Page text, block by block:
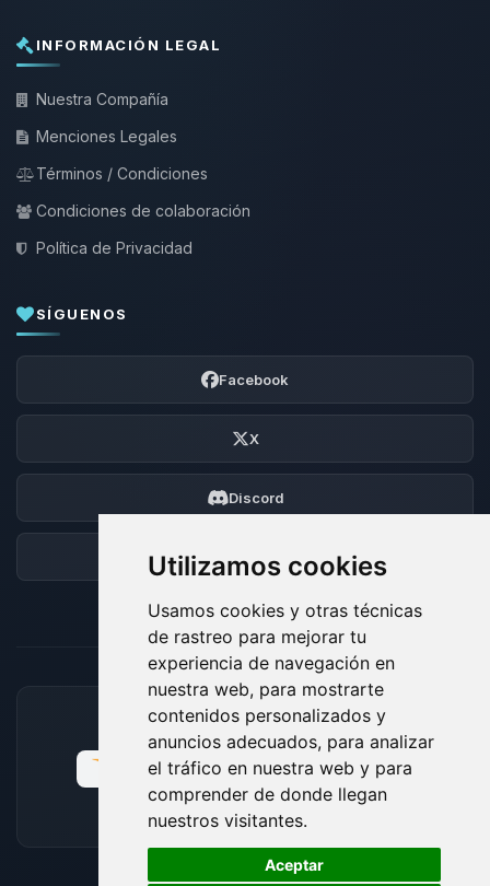
Utilizamos cookies
Usamos cookies y otras técnicas
de rastreo para mejorar tu
experiencia de navegación en
nuestra web, para mostrarte
contenidos personalizados y
anuncios adecuados, para analizar
el tráfico en nuestra web y para
comprender de donde llegan
nuestros visitantes.
Aceptar
INFORMACIÓN LEGAL
Nuestra Compañía
Menciones Legales
Términos / Condiciones
Condiciones de colaboración
Política de Privacidad
SÍGUENOS
Facebook
X
Discord
Foro
MÉTODOS DE PAGO ACEPTADOS
🍪